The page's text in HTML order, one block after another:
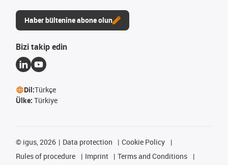
Haber bültenine abone olun
Bizi takip edin
Dil:Türkçe
Ülke: Türkiye
© igus, 2026 Data protection
Cookie Policy
Rules of procedure
Imprint
Terms and Conditions